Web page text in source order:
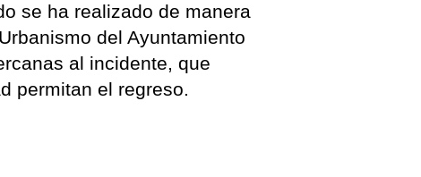
se ha realizado de manera
del Ayuntamiento
al incidente, que
permitan el regreso.